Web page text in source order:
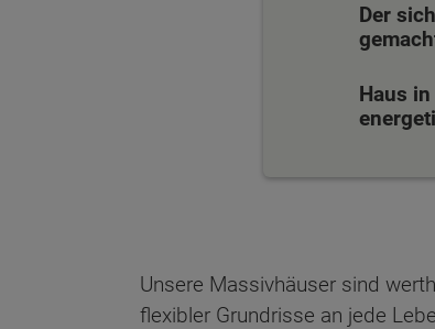
Der
Haus
Unsere Massivhäuser sind
flexibler Grundrisse an jede